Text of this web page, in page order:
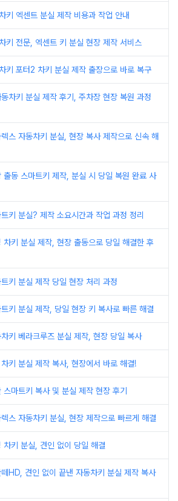
키 엑센트 분실 제작 비용과 작업 안내
키 전문, 엑센트 키 분실 현장 제작 서비스
키 포터2 차키 분실 제작 출장으로 바로 복구
차키 분실 제작 후기, 주차장 현장 복원 과정
스 자동차키 분실, 현장 복사 제작으로 신속 해
출동 스마트키 제작, 분실 시 당일 복원 완료 사
키 분실? 제작 소요시간과 작업 과정 정리
차키 분실 제작, 현장 출동으로 당일 해결한 후
키 분실 제작 당일 현장 처리 과정
키 분실 제작, 당일 현장 키 복사로 빠른 해결
키 베라크루즈 분실 제작, 현장 당일 복사
키 분실 제작 복사, 현장에서 바로 해결!
스마트키 복사 및 분실 제작 현장 후기
스 자동차키 분실, 현장 제작으로 빠르게 해결
차키 분실, 견인 없이 당일 해결
HD, 견인 없이 끝낸 자동차키 분실 제작 복사